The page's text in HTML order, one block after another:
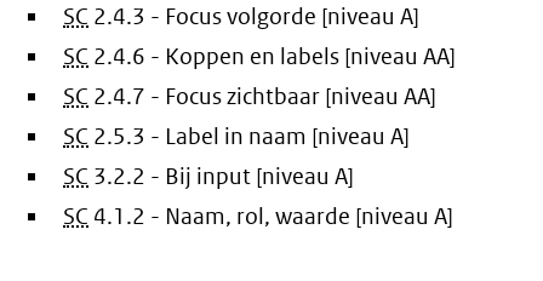
SC 2.4.3 - Focus volgorde [niveau A]
SC 2.4.6 - Koppen en labels [niveau AA]
SC 2.4.7 - Focus zichtbaar [niveau AA]
SC 2.5.3 - Label in naam [niveau A]
SC 3.2.2 - Bij input [niveau A]
SC 4.1.2 - Naam, rol, waarde [niveau A]